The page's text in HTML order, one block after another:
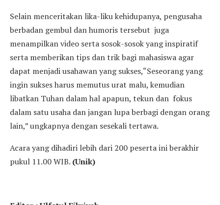
Selain menceritakan lika-liku kehidupanya, pengusaha
berbadan gembul dan humoris tersebut juga
menampilkan video serta sosok-sosok yang inspiratif
serta memberikan tips dan trik bagi mahasiswa agar
dapat menjadi usahawan yang sukses,“Seseorang yang
ingin sukses harus memutus urat malu, kemudian
libatkan Tuhan dalam hal apapun, tekun dan fokus
dalam satu usaha dan jangan lupa berbagi dengan orang
lain,” ungkapnya dengan sesekali tertawa.
Acara yang dihadiri lebih dari 200 peserta ini berakhir
pukul 11.00 WIB. (Unik)